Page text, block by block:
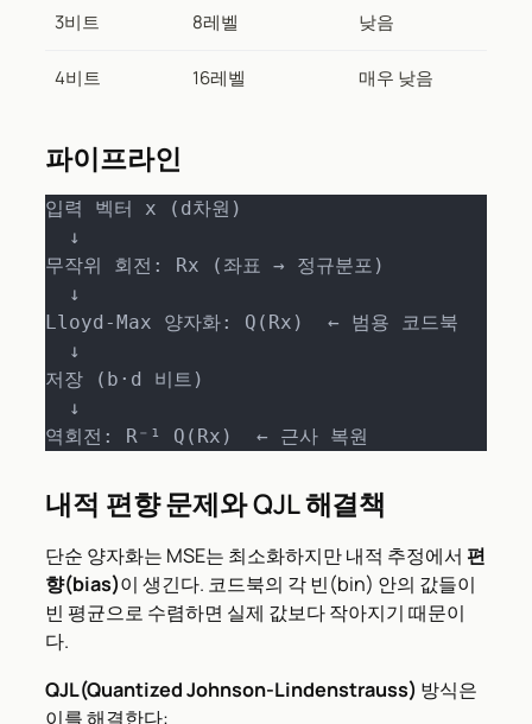
3비트 8레벨 낮음
4비트 16레벨 매우 낮음
파이프라인
입력 벡터 x (d차원)
무작위 회전: Rx (좌표 → 정규분포)
Lloyd-Max 양자화: Q(Rx)  ← 범용 코드북
저장 (b·d 비트)
역회전: R⁻¹ Q(Rx)  ← 근사 복원
내적 편향 문제와 QJL 해결책
단순 양자화는 MSE는 최소화하지만 내적 추정에서 편
향(bias)이 생긴다. 코드북의 각 빈(bin) 안의 값들이
빈 평균으로 수렴하면 실제 값보다 작아지기 때문이
다.
QJL(Quantized Johnson-Lindenstrauss) 방식은
이를 해결한다: